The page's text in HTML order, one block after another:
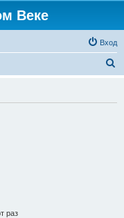
Веке
Вход
раз